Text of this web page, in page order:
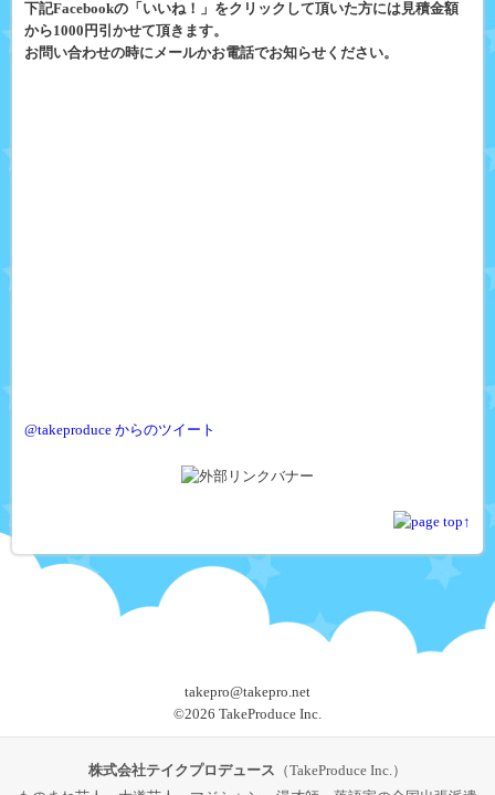
下記Facebookの「いいね！」をクリックして頂いた方には見積金額
から1000円引かせて頂きます。
お問い合わせの時にメールかお電話でお知らせください。
@takeproduce からのツイート
takepro@takepro.net
©2026 TakeProduce Inc.
株式会社テイクプロデュース （TakeProduce Inc.）